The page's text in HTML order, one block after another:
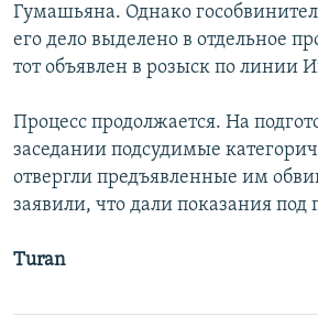
Гумашьяна. Однако
его дело выделено в отдельное
тот объявлен в розыск по линии
Процесс продолжается. На
заседании подсудимые
отвергли предъявленные им
заявили, что дали показания
Turan